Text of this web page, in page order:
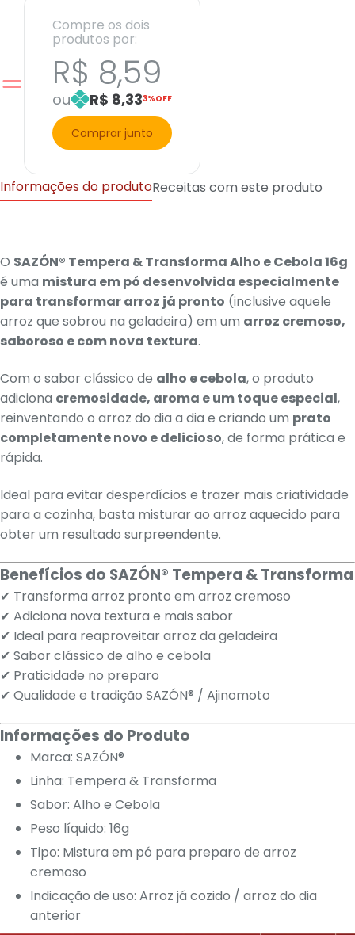
Compre os dois
produtos por:
R$ 8,59
ou R$ 8,333%OFF
Comprar junto
Informações do produtoReceitas com este produto
O SAZÓN® Tempera & Transforma Alho e Cebola 16g
é uma mistura em pó desenvolvida especialmente
para transformar arroz já pronto (inclusive aquele
arroz que sobrou na geladeira) em um arroz cremoso,
saboroso e com nova textura.
Com o sabor clássico de alho e cebola, o produto
adiciona cremosidade, aroma e um toque especial,
reinventando o arroz do dia a dia e criando um prato
completamente novo e delicioso, de forma prática e
rápida.
Ideal para evitar desperdícios e trazer mais criatividade
para a cozinha, basta misturar ao arroz aquecido para
obter um resultado surpreendente.
Benefícios do SAZÓN® Tempera & Transforma
✔ Transforma arroz pronto em arroz cremoso
✔ Adiciona nova textura e mais sabor
✔ Ideal para reaproveitar arroz da geladeira
✔ Sabor clássico de alho e cebola
✔ Praticidade no preparo
✔ Qualidade e tradição SAZÓN® / Ajinomoto
Informações do Produto
Marca: SAZÓN®
Linha: Tempera & Transforma
Sabor: Alho e Cebola
Peso líquido: 16g
Tipo: Mistura em pó para preparo de arroz
cremoso
Indicação de uso: Arroz já cozido / arroz do dia
anterior